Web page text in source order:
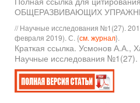
ОБЩЕРАЗВИВАЮЩИХ
// Научные исследования №1(27).
февраля 2019). С. {см. журнал}.
Краткая ссылка. Усмонов
Научные исследования